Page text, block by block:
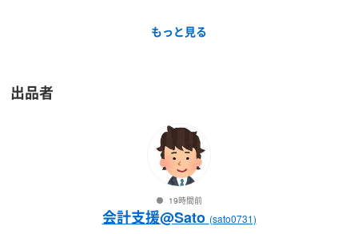
もっと見る
出品者
19時間前
会計支援@Sato (sato0731)